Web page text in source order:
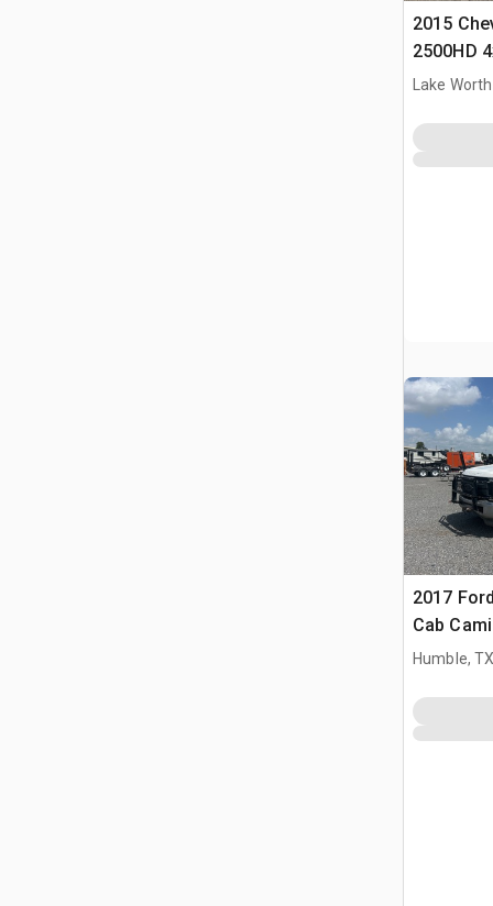
2015
2500HD
Lake
2017
Cab
Humble,